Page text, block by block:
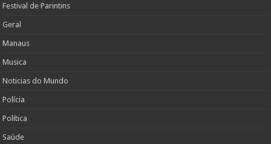
Festival de Parintins
Geral
Manaus
Musica
Noticias do Mundo
Polícia
Política
Saúde